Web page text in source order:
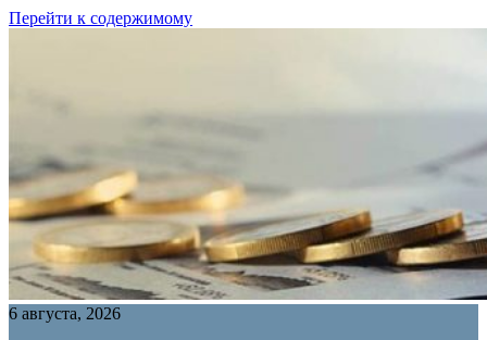
Перейти к содержимому
6 августа, 2026